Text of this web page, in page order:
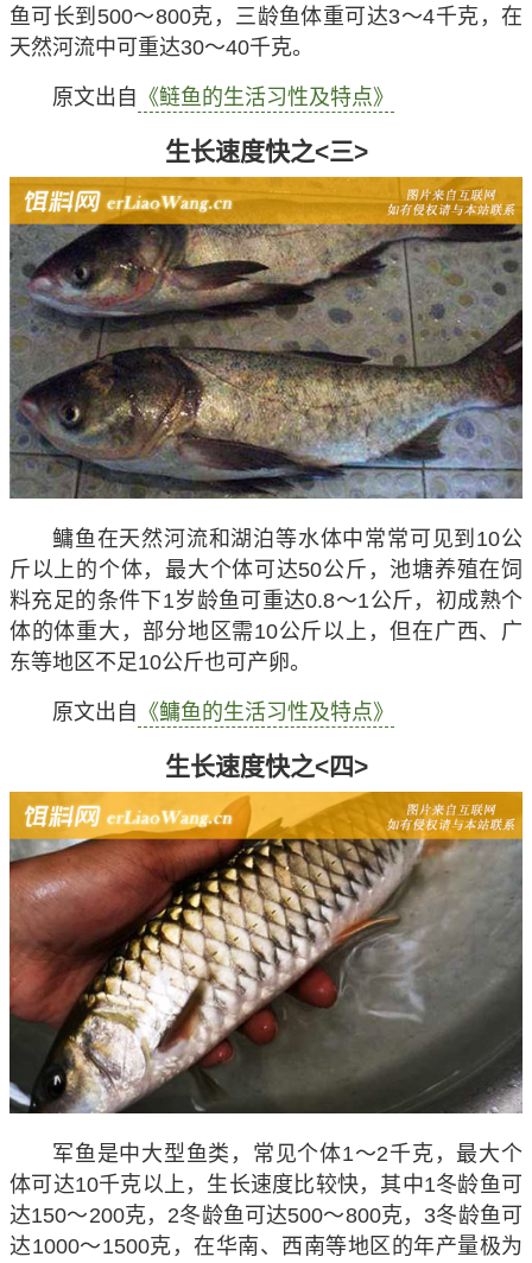
鱼可长到500～800克，三龄鱼体重可达3～4千克，在
天然河流中可重达30～40千克。
原文出自 《鲢鱼的生活习性及特点》
生长速度快之<三>
鳙鱼在天然河流和湖泊等水体中常常可见到10公
斤以上的个体，最大个体可达50公斤，池塘养殖在饲
料充足的条件下1岁龄鱼可重达0.8～1公斤，初成熟个
体的体重大，部分地区需10公斤以上，但在广西、广
东等地区不足10公斤也可产卵。
原文出自 《鳙鱼的生活习性及特点》
生长速度快之<四>
军鱼是中大型鱼类，常见个体1～2千克，最大个
体可达10千克以上，生长速度比较快，其中1冬龄鱼可
达150～200克，2冬龄鱼可达500～800克，3冬龄鱼可
达1000～1500克，在华南、西南等地区的年产量极为